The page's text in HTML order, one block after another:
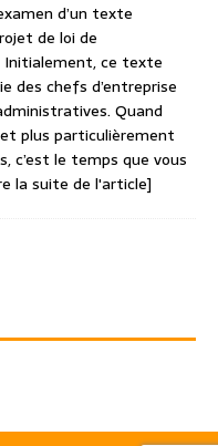
d’un texte
de loi de
Initialement, ce texte
des chefs d’entreprise
Quand
plus particulièrement
c’est le temps que vous
la suite de l'article]